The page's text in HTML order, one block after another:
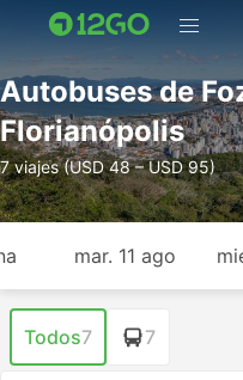
Autobuses de
Florianópolis
7 viajes (USD 48 – USD 95)
mar. 11 ago
Todos7 7